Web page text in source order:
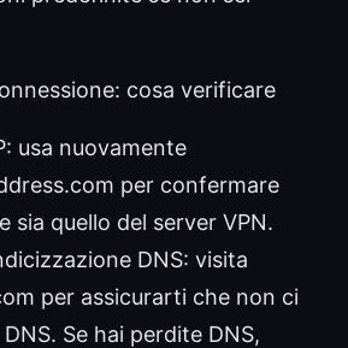
cosa verificare
usa nuovamente
per confermare
sia quello del server VPN.
DNS: visita
per assicurarti che non ci
Se hai perdite DNS,